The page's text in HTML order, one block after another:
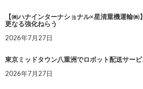
【㈱ハナインターナショナル×星清重機運輸
更なる強化ねらう
2026年7月27日
東京ミッドタウン八重洲でロボット配送サー
2026年7月27日